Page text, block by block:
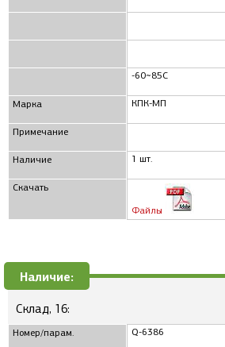
Марка
Примечание
Наличие
Скачать
-60~85C
КПК-МП
1 шт.
Файлы
Наличие:
Склад, 16:
Номер/парам. Q-6386